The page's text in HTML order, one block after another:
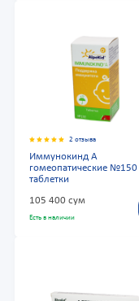
2 отзыва
Иммунокинд А
гомеопатические №150
таблетки
105 400 сум
Есть в наличии